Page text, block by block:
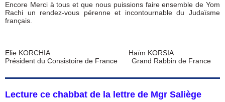
Encore Merci à tous et que nous puissions faire ensemble de Yom
Rachi un rendez-vous pérenne et incontournable du Judaïsme
français.
Elie KORCHIA Haïm KORSIA
Président du Consistoire de France Grand Rabbin de France
Lecture ce chabbat de la lettre de Mgr Saliège